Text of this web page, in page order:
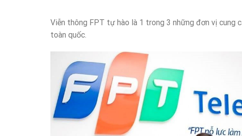
Viễn thông FPT tự hào là 1 trong 3 những đơn vị cung
toàn quốc.